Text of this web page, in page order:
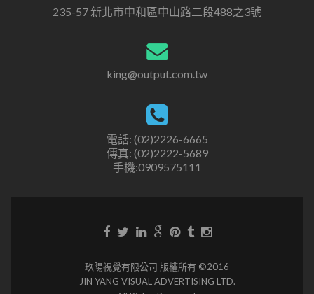
235-57 新北市中和區中山路二段488之3號
king@output.com.tw
電話: (02)2226-6665
傳真: (02)2222-5689
手機:0909575111
玖陽視覺有限公司 版權所有 ©2016
JIN YANG VISUAL ADVERTISING LTD.